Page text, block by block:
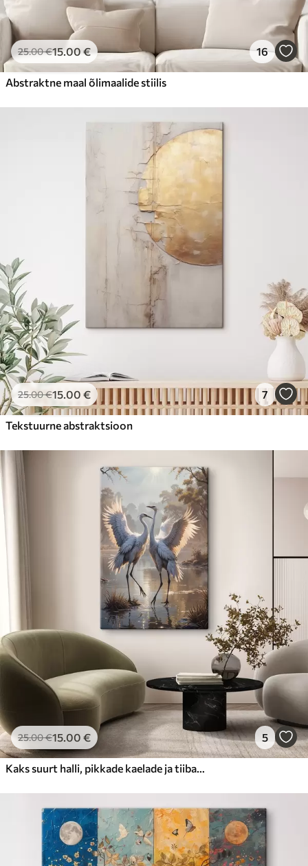
25.00€15.00€ 16
Abstraktne maal õlimaalide stiilis
25.00€15.00 € 7
Tekstuurne abstraktsioon
25.00€15.00 € 5
Kaks suurt halli, pikkade kaelade ja tiibadega kraanat, mis seisavad puudest ümbritsetud udujärves